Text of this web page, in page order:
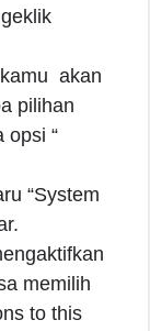
akan
pilihan
opsi “
“System
memilih
to this